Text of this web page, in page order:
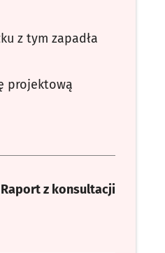
z tym zapadła
projektową
z konsultacji